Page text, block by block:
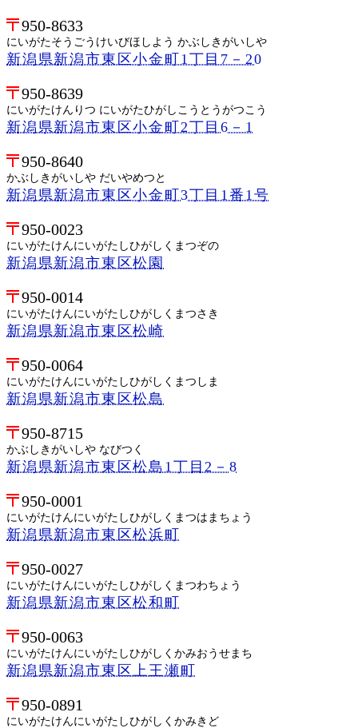
950-8633
にいがたそうごうけいびほしよう かぶしきがいしや
新潟県新潟市東区小金町1丁目7－20
950-8639
にいがたけんりつ にいがたひがしこうとうがつこう
新潟県新潟市東区小金町2丁目6－1
950-8640
かぶしきがいしや だいやめつと
新潟県新潟市東区小金町3丁目1番1号
950-0023
にいがたけんにいがたしひがしくまつぞの
新潟県新潟市東区松園
950-0014
にいがたけんにいがたしひがしくまつさき
新潟県新潟市東区松崎
950-0064
にいがたけんにいがたしひがしくまつしま
新潟県新潟市東区松島
950-8715
かぶしきがいしや なびつく
新潟県新潟市東区松島1丁目2－8
950-0001
にいがたけんにいがたしひがしくまつはまちょう
新潟県新潟市東区松浜町
950-0027
にいがたけんにいがたしひがしくまつわちょう
新潟県新潟市東区松和町
950-0063
にいがたけんにいがたしひがしくかみおうせまち
新潟県新潟市東区上王瀬町
950-0891
にいがたけんにいがたしひがしくかみきど